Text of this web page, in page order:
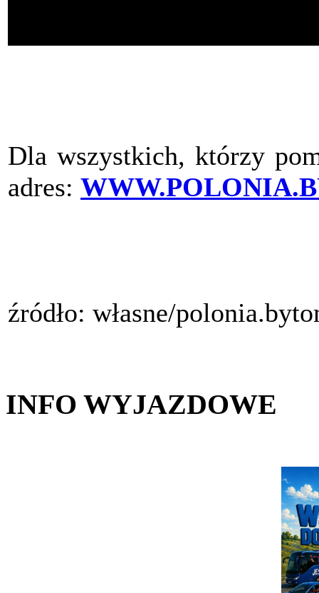
Dla wszystkich, którzy
adres:
źródło: własne/
INFO WYJAZDOWE